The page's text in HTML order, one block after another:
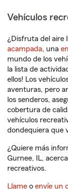
Vehículos
¿Disfruta del aire
acampada, una
mundo de los
la lista de
ellos! Los
aventuras, pero
los senderos,
cobertura de
vehículos
dondequiera que
¿Quiere más
Gurnee, IL,
recreativos.
Llame o envíe un